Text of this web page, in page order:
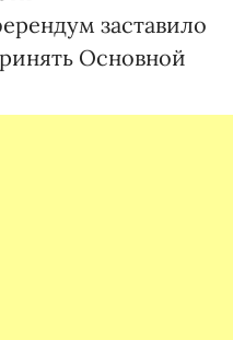
заставило
Основной